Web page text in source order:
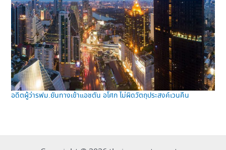
อดีตผู้ว่ารฟม.ยันทางเข้าแอชตัน อโศก ไม่ผิดวัตถุประสงค์เวนคืน